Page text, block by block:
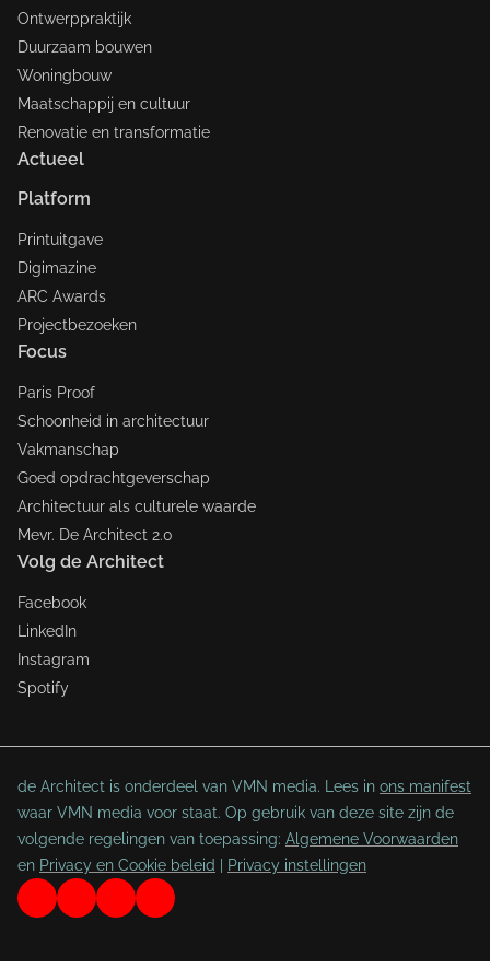
Ontwerppraktijk
Duurzaam bouwen
Woningbouw
Maatschappij en cultuur
Renovatie en transformatie
Actueel
Platform
Printuitgave
Digimazine
ARC Awards
Projectbezoeken
Focus
Paris Proof
Schoonheid in architectuur
Vakmanschap
Goed opdrachtgeverschap
Architectuur als culturele waarde
Mevr. De Architect 2.0
Volg de Architect
Facebook
LinkedIn
Instagram
Spotify
de Architect is onderdeel van VMN media. Lees in ons manifest
waar VMN media voor staat. Op gebruik van deze site zijn de
volgende regelingen van toepassing: Algemene Voorwaarden
en Privacy en Cookie beleid Privacy instellingen